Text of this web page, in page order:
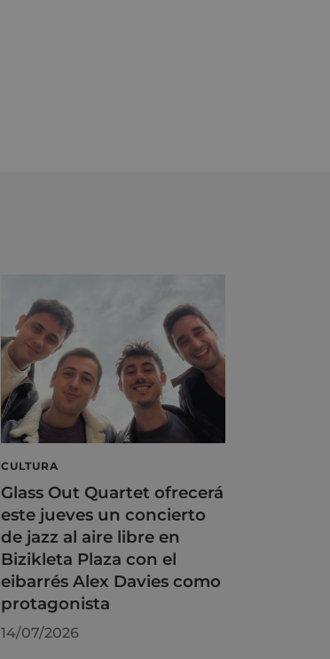
CULTURA
Glass Out Quartet ofrecerá
este jueves un concierto
de jazz al aire libre en
Bizikleta Plaza con el
eibarrés Alex Davies como
protagonista
14/07/2026